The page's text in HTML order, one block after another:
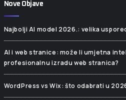
Nove Objave
Najbolji AI model 2026.: velika
AI i web stranice: može li umjetna
profesionalnu izradu web stranica?
WordPress vs Wix: što odabrati u